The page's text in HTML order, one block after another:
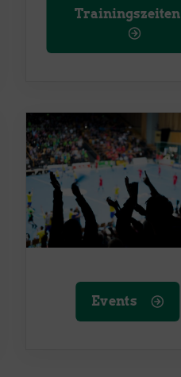
Trainingszeiten
Events